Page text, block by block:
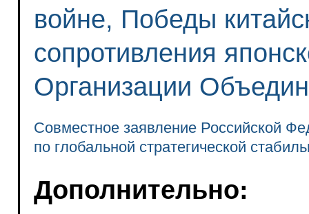
войне, Победы
сопротивления
Организации
Совместное заявление Российской
по глобальной стратегической
Дополнительно: